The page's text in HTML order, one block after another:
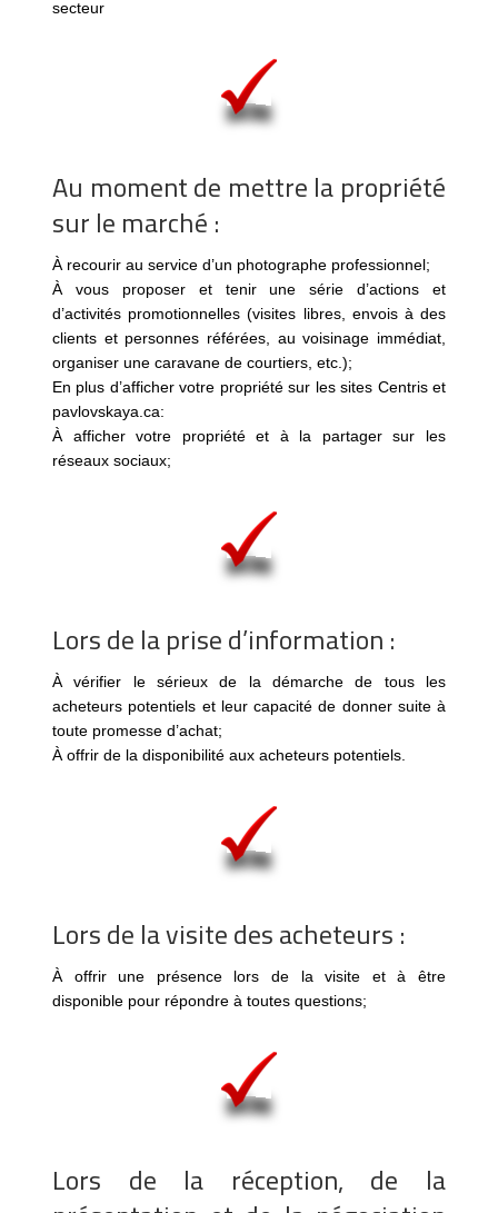
secteur
Au moment de mettre la propriété
sur le marché :
À recourir au service d’un photographe professionnel;
À vous proposer et tenir une série d’actions et
d’activités promotionnelles (visites libres, envois à des
clients et personnes référées, au voisinage immédiat,
organiser une caravane de courtiers, etc.);
En plus d’afficher votre propriété sur les sites Centris et
pavlovskaya.ca:
À afficher votre propriété et à la partager sur les
réseaux sociaux;
Lors de la prise d’information :
À vérifier le sérieux de la démarche de tous les
acheteurs potentiels et leur capacité de donner suite à
toute promesse d’achat;
À offrir de la disponibilité aux acheteurs potentiels.
Lors de la visite des acheteurs :
À offrir une présence lors de la visite et à être
disponible pour répondre à toutes questions;
Lors de la réception, de la